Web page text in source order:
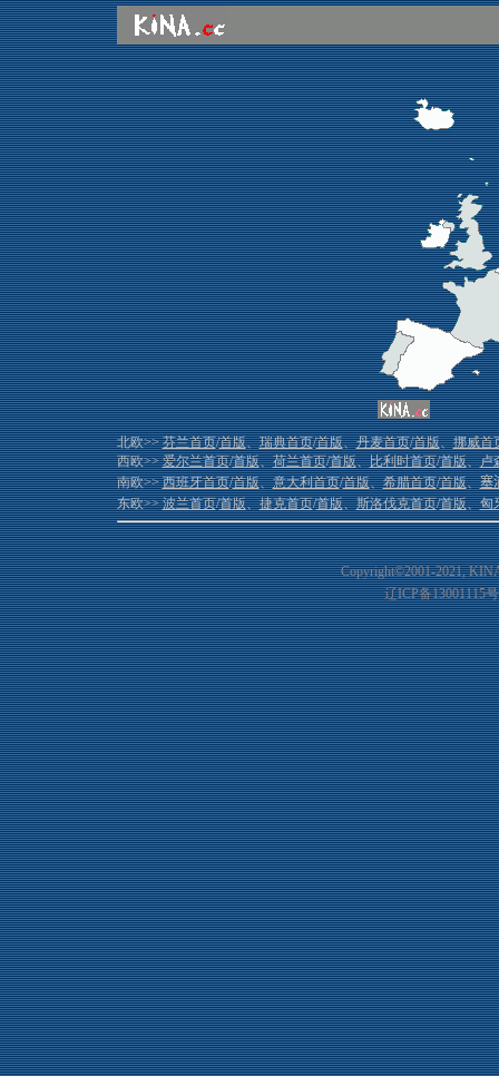
北欧>>芬兰首页/首版、瑞典首页/首版、丹麦首页/首版、挪威首
西欧>>爱尔兰首页/首版、荷兰首页/首版、比利时首页/首版、卢
南欧>>西班牙首页/首版、意大利首页/首版、希腊首页/首版、塞
东欧>>波兰首页/首版、捷克首页/首版、斯洛伐克首页/首版、匈
Copyright©2001-2021,
辽ICP备13001115